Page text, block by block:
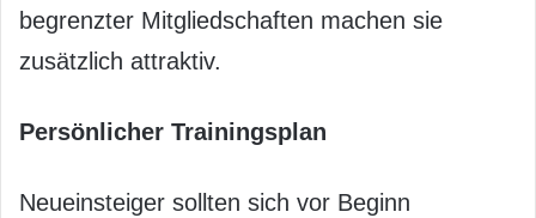
begrenzter Mitgliedschaften machen sie
zusätzlich attraktiv.
Persönlicher Trainingsplan
Neueinsteiger sollten sich vor Beginn